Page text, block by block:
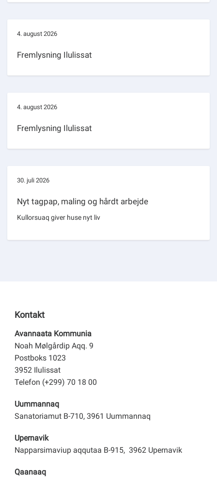
4. august 2026
Fremlysning Ilulissat
4. august 2026
Fremlysning Ilulissat
30. juli 2026
Nyt tagpap, maling og hårdt arbejde
Kullorsuaq giver huse nyt liv
Kontakt
Avannaata Kommunia
Noah Mølgårdip Aqq. 9
Postboks 1023
3952 Ilulissat
Telefon (+299) 70 18 00
Uummannaq
Sanatoriamut B-710, 3961 Uummannaq
Upernavik
Napparsimaviup aqqutaa B-915, 3962 Upernavik
Qaanaaq